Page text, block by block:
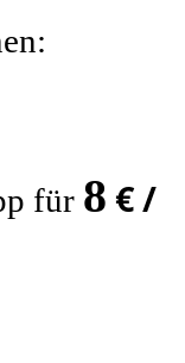
für 8 € /